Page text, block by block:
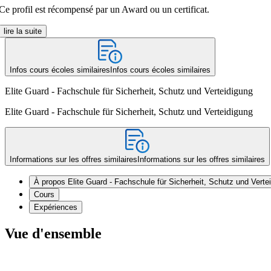
profil est récompensé par un Award ou un certificat.
lire la suite
Infos cours écoles similaires Infos cours écoles similaires
Elite Guard - Fachschule für Sicherheit, Schutz und Verteidigung
Elite Guard - Fachschule für Sicherheit, Schutz und Verteidigung
Informations sur les offres similaires Informations sur les offres similaires
À propos Elite Guard - Fachschule für Sicherheit, Schutz und
Cours
Expériences
Vue d'ensemble